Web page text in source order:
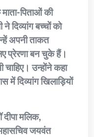
पिताओं की
दिव्यांग बच्चों को
अपनी ताकत
प्रेरणा बन चुके हैं।
चाहिए। उन्होंने कहा
में दिव्यांग खिलाड़ियों
मलिक,
जयवंत